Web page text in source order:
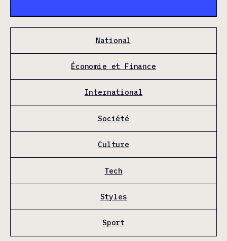
National
Économie et Finance
International
Société
Culture
Tech
Styles
Sport